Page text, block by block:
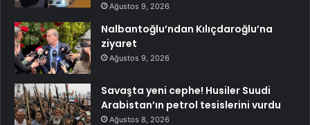
Ağustos 9, 2026
Nalbantoğlu’ndan Kılıçdaroğlu’na
ziyaret
Ağustos 9, 2026
Savaşta yeni cephe! Husiler Suudi
Arabistan’ın petrol tesislerini vurdu
Ağustos 8, 2026